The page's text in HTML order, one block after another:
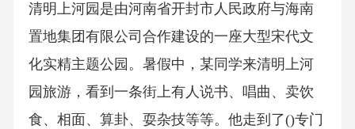
清明上河园是由河南省开封市人民政府与海南
置地集团有限公司合作建设的一座大型宋代文
化实精主题公园。暑假中，某同学来清明上河
园旅游，看到一条街上有人说书、唱曲、卖饮
食、相面、算卦、耍杂技等等。他走到了()专门